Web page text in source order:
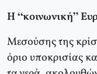
Η “κοινωνική”
Μεσούσης της
όριο υποκρισίας